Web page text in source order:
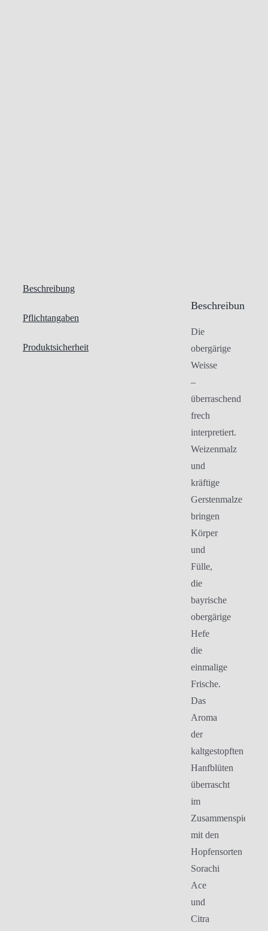
Beschreibung
Pflichtangaben
Produktsicherheit
Beschreibung
Die
obergärige
Weisse
–
überraschend
frech
interpretiert.
Weizenmalz
und
kräftige
Gerstenmalze
bringen
Körper
und
Fülle,
die
bayrische
obergärige
Hefe
die
einmalige
Frische.
Das
Aroma
der
kaltgestopften
Hanfblüten
überrascht
im
Zusammenspiel
mit den
Hopfensorten
Sorachi
Ace
und
Citra